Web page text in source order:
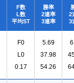
F数
L数
平均ST
勝率
2連率
3連率
2
3
F0
L0
0.17
5.69
37.98
54.26